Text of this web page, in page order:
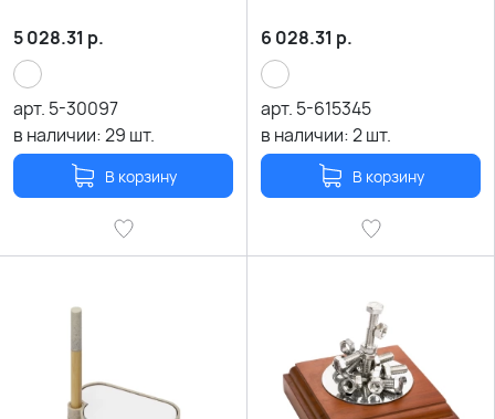
5 028.31 р.
арт. 5-30097
в наличии:29 шт.
В корзину
6 028.31 р.
арт. 5-615345
в наличии:2шт.
В корзину